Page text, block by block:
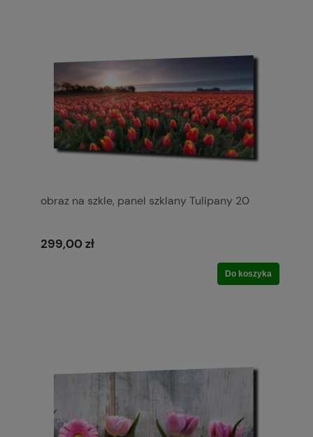
obraz na szkle, panel szklany Tulipany 20
299,00 zł
Do koszyka